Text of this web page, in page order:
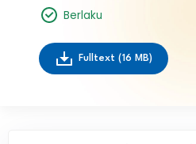
Berlaku
Fulltext (16 MB)